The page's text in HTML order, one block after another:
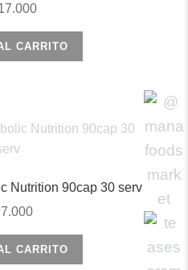
CARRITO
Nutrition 90cap 30 serv
CARRITO